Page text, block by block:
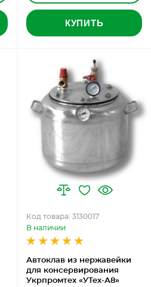
КУПИТЬ
Автоклав из нержавейки
для консервирования
Укрпромтех «УТех-А8»
Код товара: 3130017
В наличии